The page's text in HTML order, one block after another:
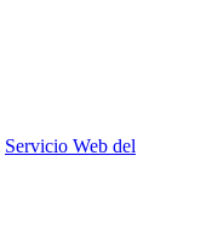
Servicio Web del